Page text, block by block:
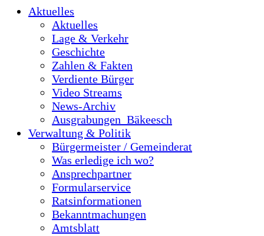
Aktuelles
Aktuelles
Lage & Verkehr
Geschichte
Zahlen & Fakten
Verdiente Bürger
Video Streams
News-Archiv
Ausgrabungen_Bäkeesch
Verwaltung & Politik
Bürgermeister / Gemeinderat
Was erledige ich wo?
Ansprechpartner
Formularservice
Ratsinformationen
Bekanntmachungen
Amtsblatt